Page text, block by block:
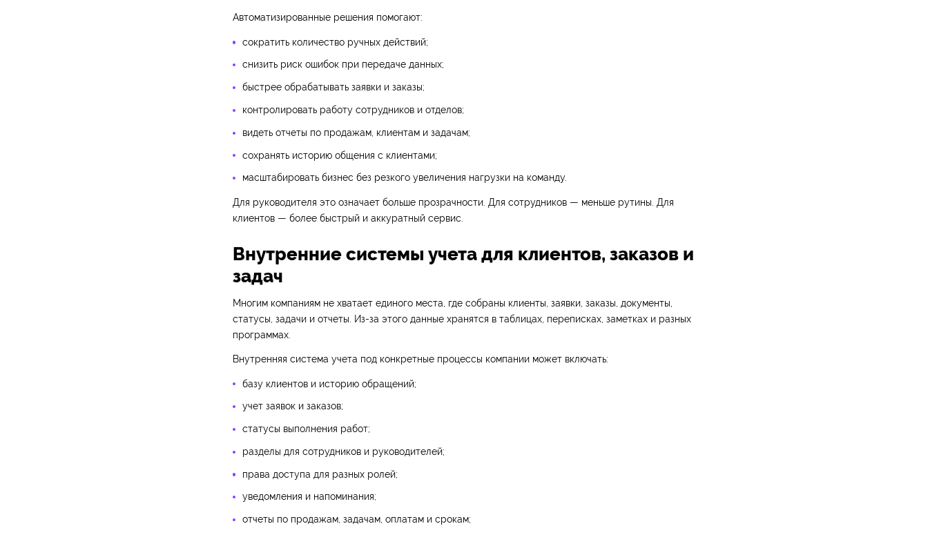
Автоматизированные решения помогают:
сократить количество ручных действий;
снизить риск ошибок при передаче данных;
быстрее обрабатывать заявки и заказы;
контролировать работу сотрудников и отделов;
видеть отчеты по продажам, клиентам и задачам;
сохранять историю общения с клиентами;
масштабировать бизнес без резкого увеличения нагрузки на команду.
Для руководителя это означает больше прозрачности. Для сотрудников — меньше рутины. Для
клиентов — более быстрый и аккуратный сервис.
Внутренние системы учета для клиентов, заказов и
задач
Многим компаниям не хватает единого места, где собраны клиенты, заявки, заказы, документы,
статусы, задачи и отчеты. Из-за этого данные хранятся в таблицах, переписках, заметках и разных
программах.
Внутренняя система учета под конкретные процессы компании может включать:
базу клиентов и историю обращений;
учет заявок и заказов;
статусы выполнения работ;
разделы для сотрудников и руководителей;
права доступа для разных ролей;
уведомления и напоминания;
отчеты по продажам, задачам, оплатам и срокам;